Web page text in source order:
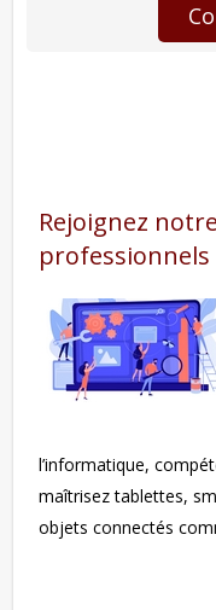
Rejoignez
professionnels
l’informatique,
maîtrisez tablettes,
objets connectés